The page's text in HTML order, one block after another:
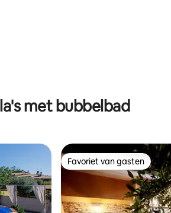
met bubbelbad
Favoriet van gasten
Favoriet van gasten